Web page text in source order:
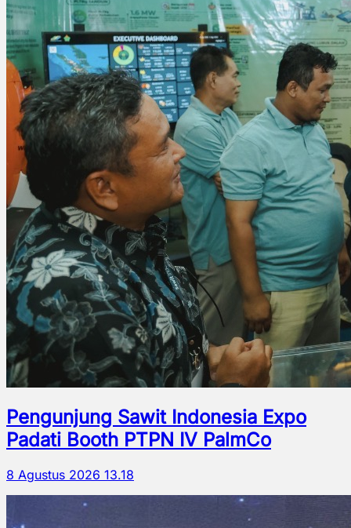
Pengunjung Sawit Indonesia Expo
Padati Booth PTPN IV PalmCo
8 Agustus 2026 13.18